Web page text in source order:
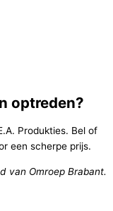
optreden?
Produkties. Bel of
een scherpe prijs.
van Omroep Brabant.